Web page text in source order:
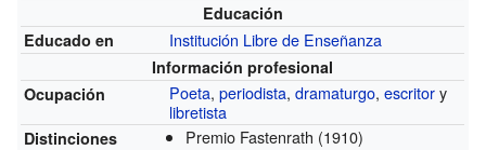
Educación
Educado en
Institución Libre de Enseñanza
Información profesional
Ocupación
Poeta,periodista,dramaturgo,escritory
libretista
Distinciones Premio Fastenrath (1910)